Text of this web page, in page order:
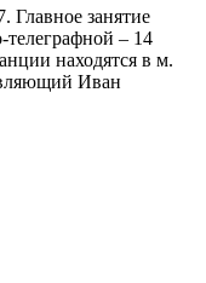
Главное занятие
телеграфной – 14
находятся в м.
Иван